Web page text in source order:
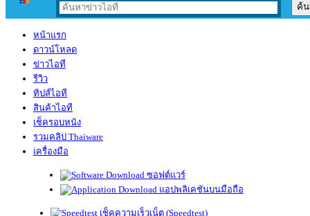
หน้าแรก
ดาวน์โหลด
ข่าวไอที
รีวิว
ทิปส์ไอที
สินค้าไอที
เช็ครอบหนัง
รวมคลิป Thaiware
เครื่องมือ
ซอฟต์แวร์
แอปพลิเคชันบนมือถือ
เช็คความเร็วเน็ต (Speedtest)